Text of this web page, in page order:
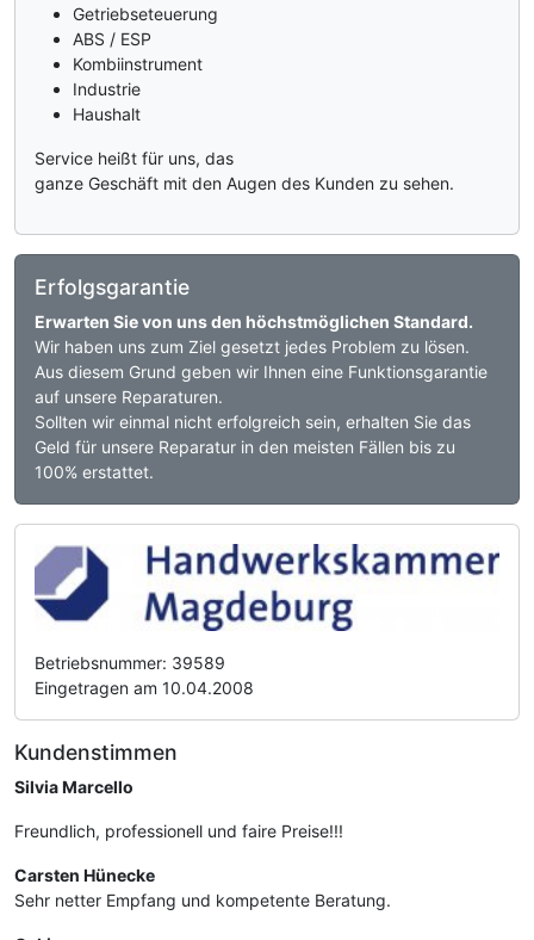
Getriebseteuerung
ABS / ESP
Kombiinstrument
Industrie
Haushalt
Service heißt für uns, das
ganze Geschäft mit den Augen des Kunden zu sehen.
Erfolgsgarantie
Erwarten Sie von uns den höchstmöglichen Standard.
Wir haben uns zum Ziel gesetzt jedes Problem zu lösen.
Aus diesem Grund geben wir Ihnen eine Funktionsgarantie
auf unsere Reparaturen.
Sollten wir einmal nicht erfolgreich sein, erhalten Sie das
Geld für unsere Reparatur in den meisten Fällen bis zu
100% erstattet.
Betriebsnummer: 39589
Eingetragen am 10.04.2008
Kundenstimmen
Silvia Marcello
Freundlich, professionell und faire Preise!!!
Carsten Hünecke
Sehr netter Empfang und kompetente Beratung.